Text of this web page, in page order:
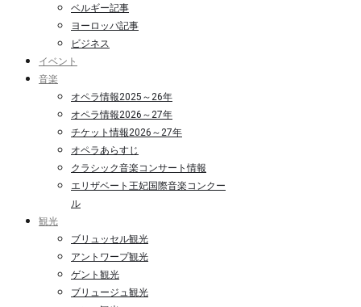
ベルギー記事
ヨーロッパ記事
ビジネス
イベント
音楽
オペラ情報2025～26年
オペラ情報2026～27年
チケット情報2026～27年
オペラあらすじ
クラシック音楽コンサート情報
エリザベート王妃国際音楽コンクー
ル
観光
ブリュッセル観光
アントワープ観光
ゲント観光
ブリュージュ観光